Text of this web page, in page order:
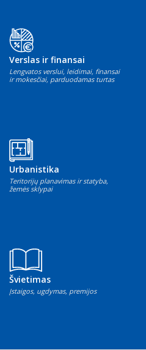
Verslas ir finansai
Lengvatos verslui, leidimai, finansai
ir mokesčiai, parduodamas turtas
Urbanistika
Teritorijų planavimas ir statyba,
žemės sklypai
Švietimas
Įstaigos, ugdymas, premijos